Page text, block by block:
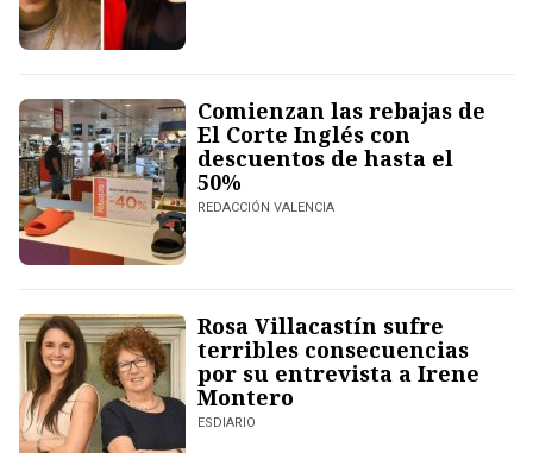
Comienzan las rebajas de
El Corte Inglés con
descuentos de hasta el
50%
REDACCIÓN VALENCIA
Rosa Villacastín sufre
terribles consecuencias
por su entrevista a Irene
Montero
ESDIARIO